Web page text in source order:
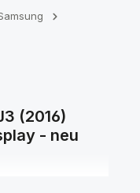
(2016)
- neu